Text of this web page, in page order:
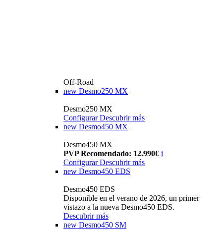
Off-Road
new Desmo250 MX
Desmo250 MX
Configurar Descubrir más
new Desmo450 MX
Desmo450 MX
PVP Recomendado: 12.990€ i
Configurar Descubrir más
new Desmo450 EDS
Desmo450 EDS
Disponible en el verano de 2026, un primer
vistazo a la nueva Desmo450 EDS.
Descubrir más
new Desmo450 SM